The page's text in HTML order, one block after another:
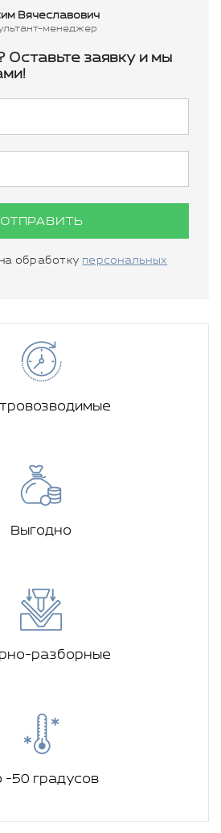
Вячеславович
менеджер
Оставьте заявку и мы
ОТПРАВИТЬ
обработку персональных
Выгодно
разборные
-50 градусов